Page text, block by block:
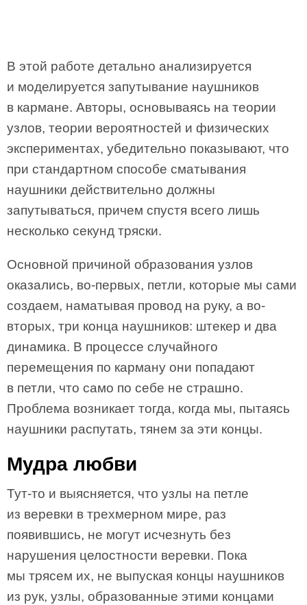
В этой работе детально анализируется
и моделируется запутывание наушников
в кармане. Авторы, основываясь на теории
узлов, теории вероятностей и физических
экспериментах, убедительно показывают, что
при стандартном способе сматывания
наушники действительно должны
запутываться, причем спустя всего лишь
несколько секунд тряски.
Основной причиной образования узлов
оказались, во-первых, петли, которые мы сами
создаем, наматывая провод на руку, а во-
вторых, три конца наушников: штекер и два
динамика. В процессе случайного
перемещения по карману они попадают
в петли, что само по себе не страшно.
Проблема возникает тогда, когда мы, пытаясь
наушники распутать, тянем за эти концы.
Мудра любви
Тут-то и выясняется, что узлы на петле
из веревки в трехмерном мире, раз
появившись, не могут исчезнуть без
нарушения целостности веревки. Пока
мы трясем их, не выпуская концы наушников
из рук, узлы, образованные этими концами